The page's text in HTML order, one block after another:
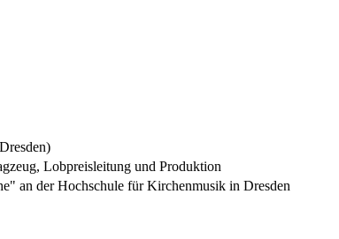
Lobpreisleitung und Produktion
an der Hochschule für Kirchenmusik in Dresden